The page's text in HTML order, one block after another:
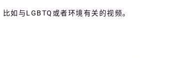
比如与LGBTQ或者环境有关的视频。